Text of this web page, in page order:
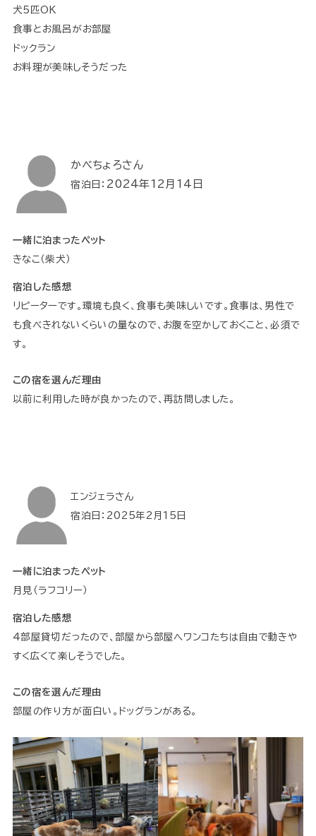
犬5匹OK
食事とお風呂がお部屋
ドックラン
お料理が美味しそうだった
かべちょろさん
宿泊日： 2024年12月14日
一緒に泊まったペット
きなこ（柴犬）
宿泊した感想
リピーターです。環境も良く、食事も美味しいです。食事は、男性で
も食べきれないくらいの量なので、お腹を空かしておくこと、必須で
す。
この宿を選んだ理由
以前に利用した時が良かったので、再訪問しました。
エンジェラさん
宿泊日：2025年2月15日
一緒に泊まったペット
月見（ラフコリー）
宿泊した感想
4部屋貸切だったので、部屋から部屋へワンコたちは自由で動きや
すく広くて楽しそうでした。
この宿を選んだ理由
部屋の作り方が面白い。ドッグランがある。